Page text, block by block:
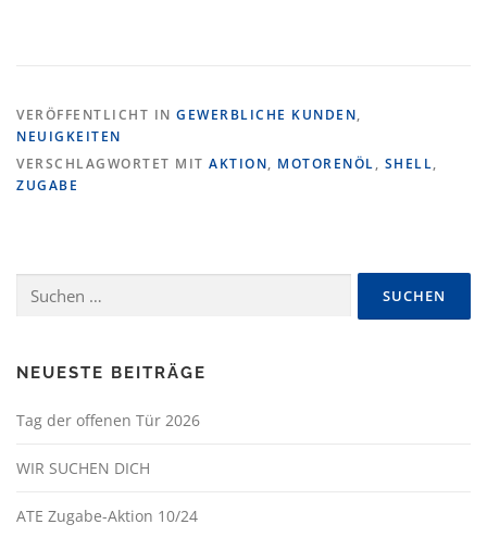
VERÖFFENTLICHT IN GEWERBLICHE KUNDEN,
NEUIGKEITEN
VERSCHLAGWORTET MIT AKTION, MOTORENÖL, SHELL,
ZUGABE
nach:
NEUESTE BEITRÄGE
Tag der offenen Tür 2026
WIR SUCHEN DICH
ATE Zugabe-Aktion 10/24